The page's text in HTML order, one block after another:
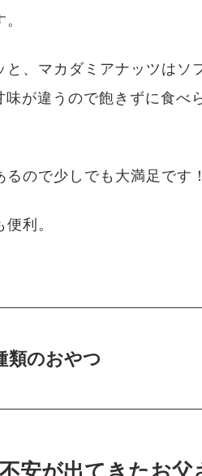
、マカダミアナッツはソ
が違うので飽きずに食べ
るので少しでも大満足です
利。
類のおやつ